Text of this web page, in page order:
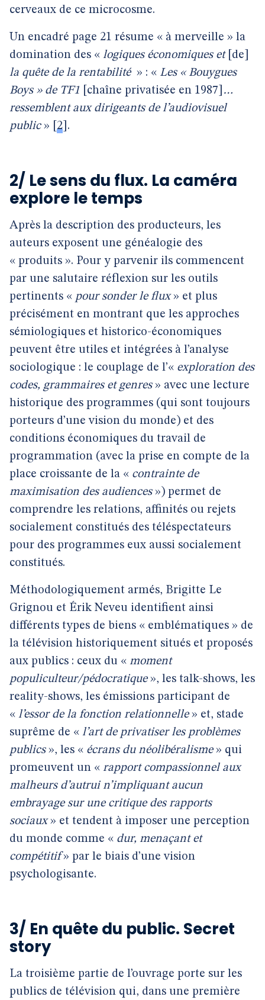
cerveaux de ce microcosme.
Un encadré page 21 résume « à merveille » la
domination des « logiques économiques et[de]
la quête de la rentabilité » : « Les « Bouygues
Boys » de TF1
[chaîne privatisée en 1987] …
ressemblent aux dirigeants de l’audiovisuel
public» 2 .
2/ Le sens du flux. La caméra
explore le temps
Après la description des producteurs, les
auteurs exposent une généalogie des
« produits ». Pour y parvenir ils commencent
par une salutaire réflexion sur les outils
pertinents « pour sonder le flux» et plus
précisément en montrant que les approches
sémiologiques et historico-économiques
peuvent être utiles et intégrées à l’analyse
sociologique : le couplage de l’« exploration des
codes, grammaires et genres» avec une lecture
historique des programmes (qui sont toujours
porteurs d’une vision du monde) et des
conditions économiques du travail de
programmation (avec la prise en compte de la
place croissante de la « contrainte de
maximisation des audiences») permet de
comprendre les relations, affinités ou rejets
socialement constitués des téléspectateurs
pour des programmes eux aussi socialement
constitués.
Méthodologiquement armés, Brigitte Le
Grignou et Érik Neveu identifient ainsi
différents types de biens « emblématiques » de
la télévision historiquement situés et proposés
aux publics : ceux du « moment
populiculteur/pédocratique», les talk-shows, les
reality-shows, les émissions participant de
« l’essor de la fonction relationnelle» et, stade
suprême de « l’art de privatiser les problèmes
publics», les « écrans du néolibéralisme» qui
promeuvent un « rapport compassionnel aux
malheurs d’autrui n’impliquant aucun
embrayage sur une critique des rapports
sociaux» et tendent à imposer une perception
du monde comme « dur, menaçant et
compétitif» par le biais d’une vision
psychologisante.
3/ En quête du public. Secret
story
La troisième partie de l’ouvrage porte sur les
publics de télévision qui, dans une première